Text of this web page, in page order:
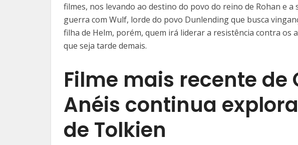
filmes, nos levando ao destino do povo do reino de Rohan e a
guerra com Wulf, lorde do povo Dunlending que busca
filha de Helm, porém, quem irá liderar a resistência contra os
que seja tarde demais.
Filme mais recente de
Anéis continua
de Tolkien